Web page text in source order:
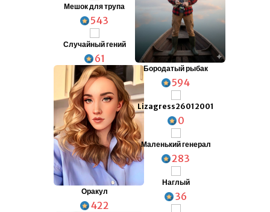
Мешок для трупа
543
Случайный гений
61
Оракул
422
Бородатый рыбак
594
Lizagress26012001
0
Маленький генерал
283
Наглый
36